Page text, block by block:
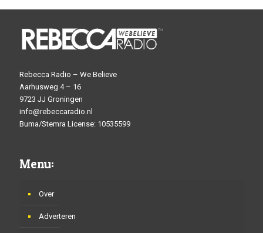
Rebecca Radio – We Believe
Aarhusweg 4 – 16
9723 JJ Groningen
info@rebeccaradio.nl
Buma/Stemra License: 10535599
Menu:
Over
Adverteren